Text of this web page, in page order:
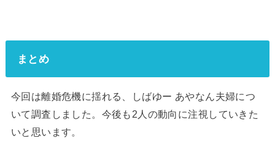
まとめ
今回は離婚危機に揺れる、しばゆー あやなん夫婦につ
いて調査しました。今後も2人の動向に注視していきた
いと思います。